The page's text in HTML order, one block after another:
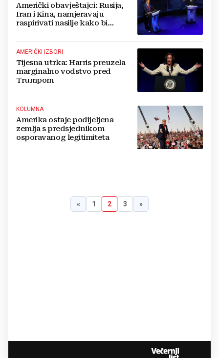
Američki obavještajci: Rusija,
Iran i Kina, namjeravaju
raspirivati nasilje kako bi
AMERIČKI IZBORI
Tijesna utrka: Harris preuzela
marginalno vodstvo pred
Trumpom
KOLUMNA
Amerika ostaje podijeljena
zemlja s predsjednikom
osporavanog legitimiteta
« 1 2 3 »